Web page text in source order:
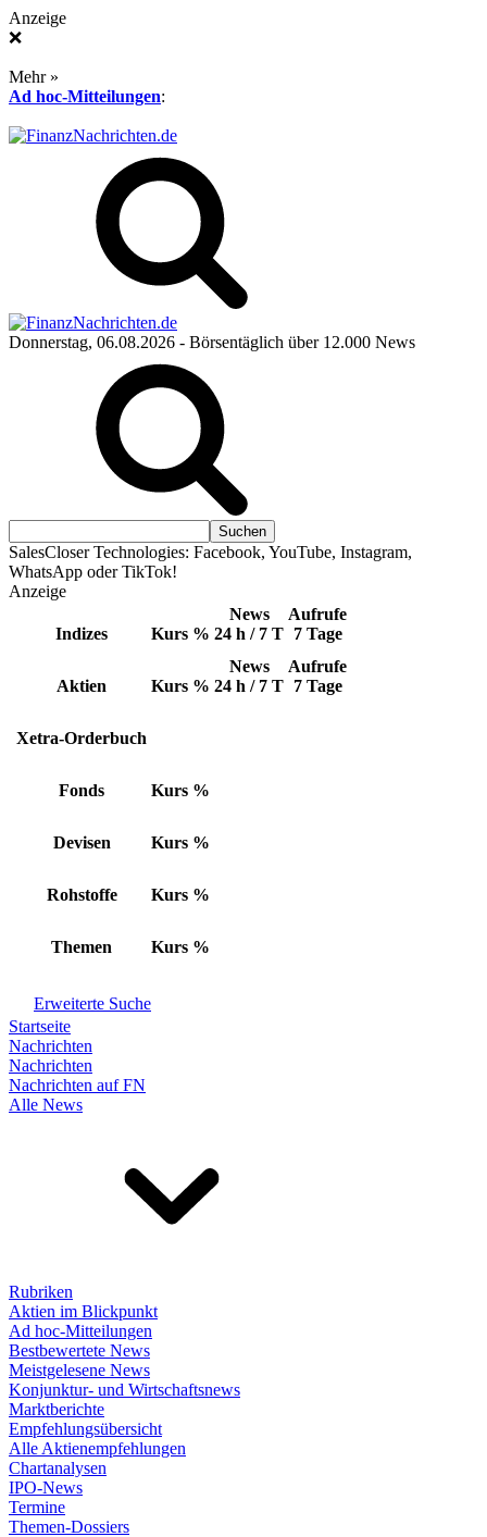
Anzeige
❌
Mehr »
Ad hoc-Mitteilungen:
Donnerstag, 06.08.2026 - Börsentäglich über 12.000 News
SalesCloser Technologies: Facebook, YouTube, Instagram,
WhatsApp oder TikTok!
Anzeige
Indizes Kurs %
News
24 h / 7 T
Aufrufe
7 Tage
Aktien Kurs %
News
24 h / 7 T
Aufrufe
7 Tage
Xetra-Orderbuch
Fonds Kurs %
Devisen Kurs %
Rohstoffe Kurs %
Themen Kurs %
Erweiterte Suche
Startseite
Nachrichten
Nachrichten
Nachrichten auf FN
Alle News
Rubriken
Aktien im Blickpunkt
Ad hoc-Mitteilungen
Bestbewertete News
Meistgelesene News
Konjunktur- und Wirtschaftsnews
Marktberichte
Empfehlungsübersicht
Alle Aktienempfehlungen
Chartanalysen
IPO-News
Termine
Themen-Dossiers